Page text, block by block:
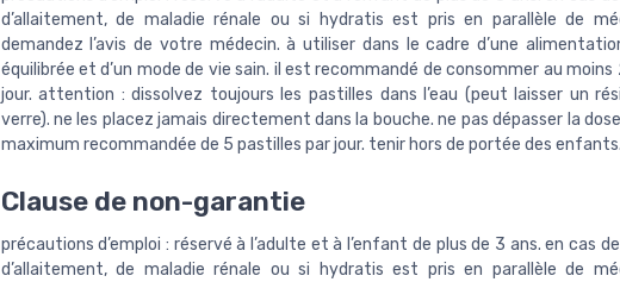
d’allaitement, de maladie rénale ou si hydratis est pris en parallèle de
demandez l’avis de votre médecin. à utiliser dans le cadre d’une
équilibrée et d’un mode de vie sain. il est recommandé de consommer au moins
jour. attention : dissolvez toujours les pastilles dans l’eau (peut laisser un
verre). ne les placez jamais directement dans la bouche. ne pas dépasser la
maximum recommandée de 5 pastilles par jour. tenir hors de portée des enfants.
Clause de non-garantie
précautions d’emploi : réservé à l’adulte et à l’enfant de plus de 3 ans. en cas
d’allaitement, de maladie rénale ou si hydratis est pris en parallèle de